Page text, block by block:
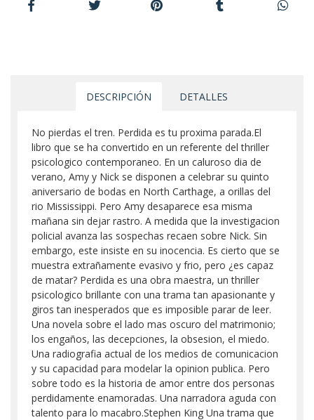
DESCRIPCIÓN DETALLES
No pierdas el tren. Perdida es tu proxima parada.El
libro que se ha convertido en un referente del thriller
psicologico contemporaneo. En un caluroso dia de
verano, Amy y Nick se disponen a celebrar su quinto
aniversario de bodas en North Carthage, a orillas del
rio Mississippi. Pero Amy desaparece esa misma
mañana sin dejar rastro. A medida que la investigacion
policial avanza las sospechas recaen sobre Nick. Sin
embargo, este insiste en su inocencia. Es cierto que se
muestra extrañamente evasivo y frio, pero ¿es capaz
de matar? Perdida es una obra maestra, un thriller
psicologico brillante con una trama tan apasionante y
giros tan inesperados que es imposible parar de leer.
Una novela sobre el lado mas oscuro del matrimonio;
los engaños, las decepciones, la obsesion, el miedo.
Una radiografia actual de los medios de comunicacion
y su capacidad para modelar la opinion publica. Pero
sobre todo es la historia de amor entre dos personas
perdidamente enamoradas. Una narradora aguda con
talento para lo macabro.Stephen King Una trama que